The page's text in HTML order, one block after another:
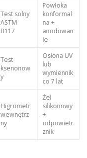
Test solny
ASTM
B117
Powłoka
konformal
na +
anodowan
ie
Test
ksenonow
y
Osłona UV
lub
wymiennik
co 7 lat
Higrometr
wewnętrz
ny
Żel
silikonowy
+
odpowietr
znik